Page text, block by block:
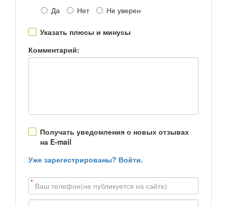
Да
Нет Не уверен
Указать плюсы и минусы
Комментарий:
Получать уведомления о новых отзывах
на E-mail
Уже зарегестрированы? Войти.
*